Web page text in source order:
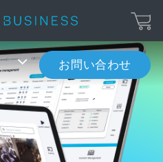
お問い合わせ